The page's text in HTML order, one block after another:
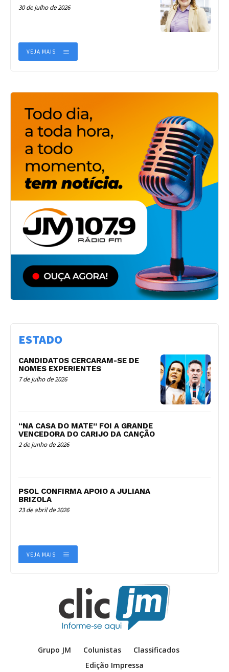
30 de julho de 2026
VEJA MAIS
ESTADO
CANDIDATOS CERCARAM-SE DE
NOMES EXPERIENTES
7 de julho de 2026
“NA CASA DO MATE” FOI A GRANDE
VENCEDORA DO CARIJO DA CANÇÃO
2 de junho de 2026
PSOL CONFIRMA APOIO A JULIANA
BRIZOLA
23 de abril de 2026
VEJA MAIS
Grupo JM Colunistas
Classificados
Edição Impressa